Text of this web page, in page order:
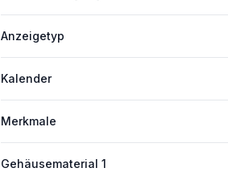
Anzeigetyp
Kalender
Merkmale
Gehäusematerial 1